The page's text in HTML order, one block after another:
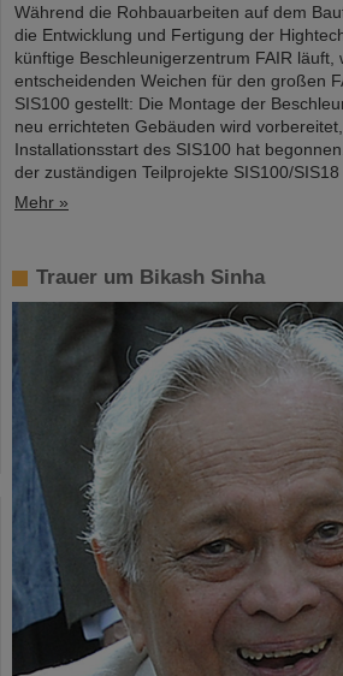
Während die Rohbauarbeiten auf dem
die Entwicklung und Fertigung der
künftige Beschleunigerzentrum FAIR läuft,
entscheidenden Weichen für den großen
SIS100 gestellt: Die Montage der
neu errichteten Gebäuden wird
Installationsstart des SIS100 hat
der zuständigen Teilprojekte SIS100/
Mehr »
Trauer um Bikash Sinha